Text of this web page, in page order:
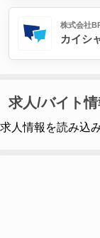
株式会社
カイシ
求人/バイト情
求人情報を読み込